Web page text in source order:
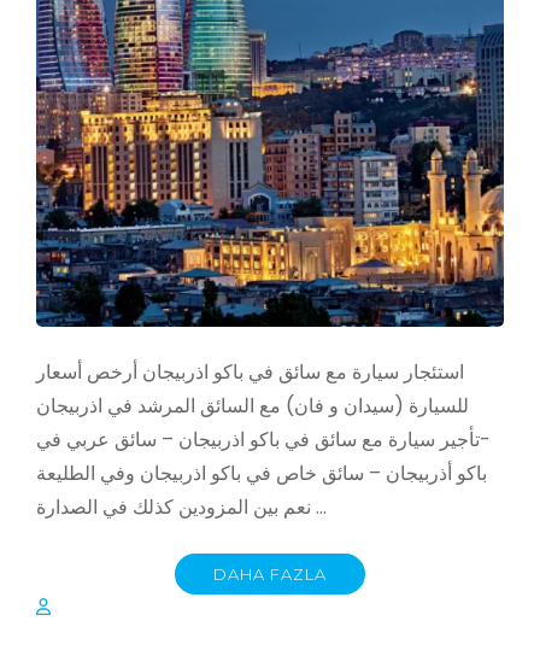
استئجار سيارة مع سائق في باكو اذربيجان أرخص أسعار
للسيارة (سيدان و فان) مع السائق المرشد في اذربيجان
-تأجير سيارة مع سائق في باكو اذربيجان – سائق عربي في
باكو أذربيجان – سائق خاص في باكو اذربيجان وفي الطليعة
نعم بين المزودين كذلك في الصدارة …
DAHA FAZLA